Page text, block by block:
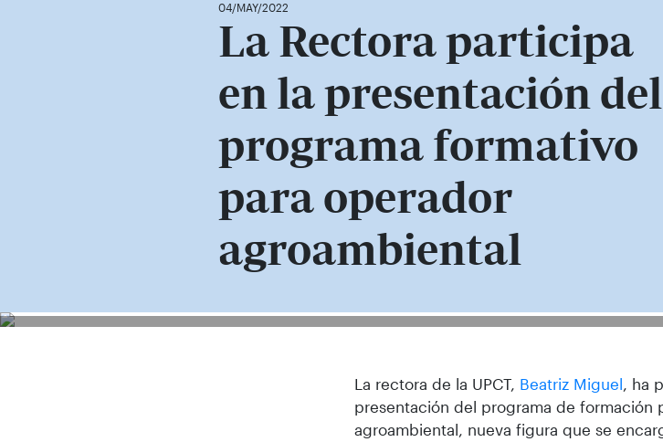
04/MAY/2022
La Rectora participa
en la presentación del
programa formativo
para operador
agroambiental
La rectora de la UPCT, Beatriz Miguel, ha
presentación del programa de formación
agroambiental, nueva figura que se